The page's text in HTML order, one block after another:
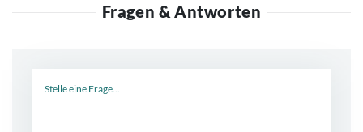
Fragen & Antworten